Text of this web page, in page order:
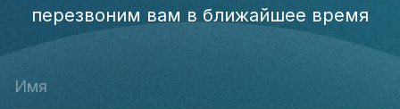
перезвоним вам в ближайшее время